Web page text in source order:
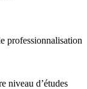
professionnalisation
niveau d’études